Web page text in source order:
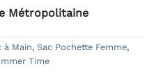
Métropolitaine
à Main, Sac Pochette Femme,
Time